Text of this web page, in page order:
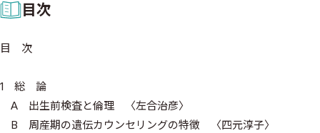
目次
目 次
1 総 論
A 出生前検査と倫理 〈左合治彦〉
B 周産期の遺伝カウンセリングの特徴 〈四元淳子〉